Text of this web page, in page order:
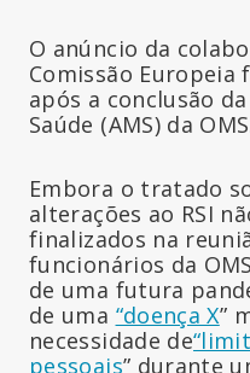
O anúncio da
Comissão
após a conclusão
Saúde (AMS) da
Embora o tratado
alterações ao RSI
finalizados na
funcionários da
de uma futura
de uma “doença X”
necessidade de
pessoais” durante